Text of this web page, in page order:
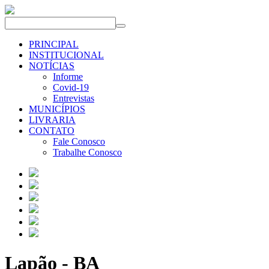
PRINCIPAL
INSTITUCIONAL
NOTÍCIAS
Informe
Covid-19
Entrevistas
MUNICÍPIOS
LIVRARIA
CONTATO
Fale Conosco
Trabalhe Conosco
Lapão - BA